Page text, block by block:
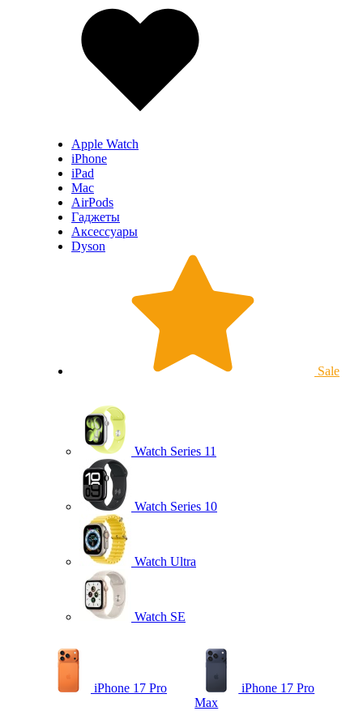
Apple Watch
iPhone
iPad
Mac
AirPods
Гаджеты
Аксессуары
Dyson
Sale
Watch Series 11
Watch Series 10
Watch Ultra
Watch SE
iPhone 17 Pro
iPhone 17 Pro
Max